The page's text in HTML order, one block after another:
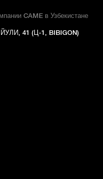
CAME в Узбекистане
41 (Ц-1, BIBIGON)